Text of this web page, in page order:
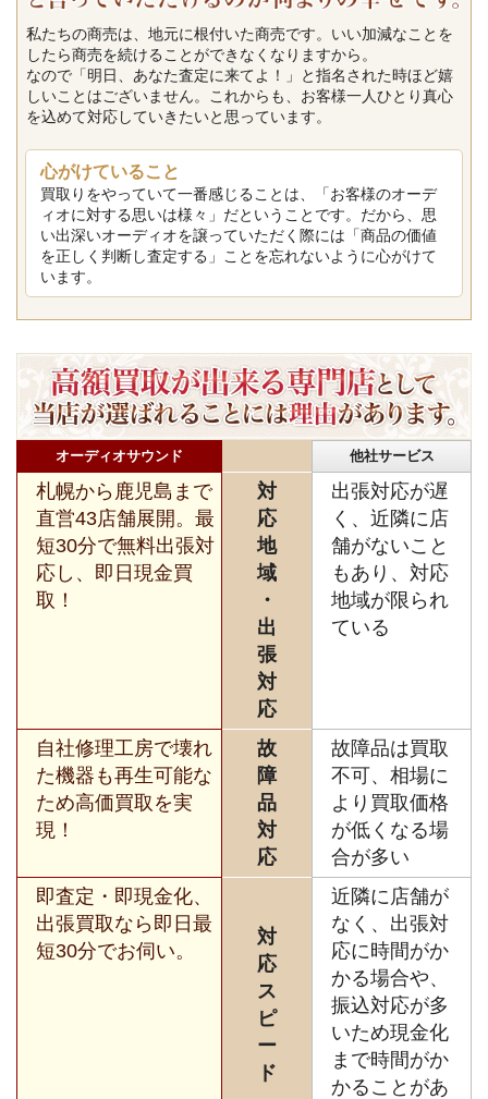
私たちの商売は、地元に根付いた商売です。いい加減なことを
したら商売を続けることができなくなりますから。
なので「明日、あなた査定に来てよ！」と指名された時ほど嬉
しいことはございません。これからも、お客様一人ひとり真心
を込めて対応していきたいと思っています。
心がけていること
買取りをやっていて一番感じることは、「お客様のオーデ
ィオに対する思いは様々」だということです。だから、思
い出深いオーディオを譲っていただく際には「商品の価値
を正しく判断し査定する」ことを忘れないように心がけて
います。
オーディオサウンド 他社サービス
札幌から鹿児島まで
直営43店舗展開。最
短30分で無料出張対
応し、即日現金買
取！
対
応
地
域
・
出
張
対
応
出張対応が遅
く、近隣に店
舗がないこと
もあり、対応
地域が限られ
ている
自社修理工房で壊れ
た機器も再生可能な
ため高価買取を実
現！
故
障
品
対
応
故障品は買取
不可、相場に
より買取価格
が低くなる場
合が多い
即査定・即現金化、
出張買取なら即日最
短30分でお伺い。
対
応
ス
ピ
ー
ド
近隣に店舗が
なく、出張対
応に時間がか
かる場合や、
振込対応が多
いため現金化
まで時間がか
かることがあ